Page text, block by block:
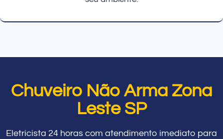
Chuveiro Não Arma Zona
Leste SP
Eletricista 24 horas com atendimento imediato para